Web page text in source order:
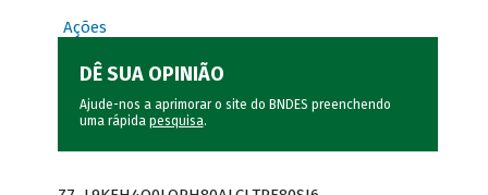
Ações
DÊ SUA OPINIÃO
Ajude-nos a aprimorar o site do BNDES preenchendo
uma rápida pesquisa.